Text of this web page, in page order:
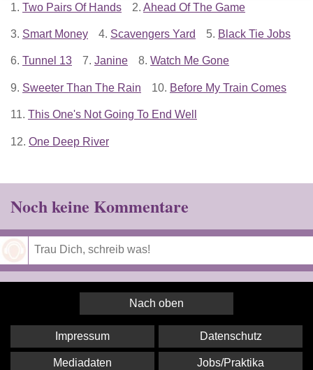
1. Two Pairs Of Hands 2. Ahead Of The Game
3. Smart Money 4. Scavengers Yard 5. Black Tie Jobs
6. Tunnel 13 7. Janine 8. Watch Me Gone
9. Sweeter Than The Rain 10. Before My Train Comes
11. This One's Not Going To End Well
12. One Deep River
Noch keine Kommentare
Nach oben
Impressum Datenschutz
Mediadaten Jobs/Praktika